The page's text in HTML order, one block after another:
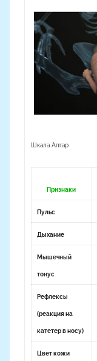
Шкала Апгар
Признаки
Пульс
Дыхание
Мышечный
тонус
Рефлексы
(реакция на
катетер в носу)
Цвет кожи